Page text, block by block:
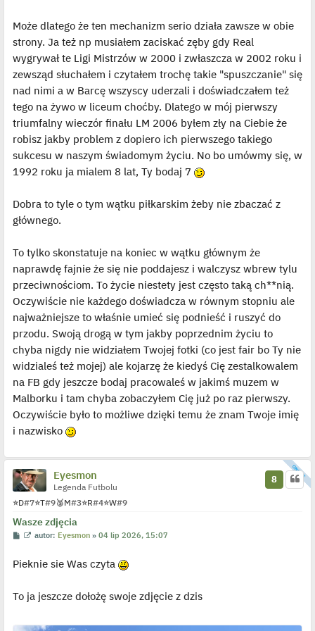
Może dlatego że ten mechanizm serio działa zawsze w obie
strony. Ja też np musiałem zaciskać zęby gdy Real
wygrywał te Ligi Mistrzów w 2000 i zwłaszcza w 2002 roku i
zewsząd słuchałem i czytałem trochę takie "spuszczanie" się
nad nimi a w Barcę wszyscy uderzali i doświadczałem też
tego na żywo w liceum choćby. Dlatego w mój pierwszy
triumfalny wieczór finału LM 2006 byłem zły na Ciebie że
robisz jakby problem z dopiero ich pierwszego takiego
sukcesu w naszym świadomym życiu. No bo umówmy się, w
1992 roku ja mialem 8 lat, Ty bodaj 7
Dobra to tyle o tym wątku piłkarskim żeby nie zbaczać z
głównego.
To tylko skonstatuje na koniec w wątku głównym że
naprawdę fajnie że się nie poddajesz i walczysz wbrew tylu
przeciwnościom. To życie niestety jest często taką ch**nią.
Oczywiście nie każdego doświadcza w równym stopniu ale
najważniejsze to właśnie umieć się podnieść i ruszyć do
przodu. Swoją drogą w tym jakby poprzednim życiu to
chyba nigdy nie widziałem Twojej fotki (co jest fair bo Ty nie
widzialeś też mojej) ale kojarzę że kiedyś Cię zestalkowalem
na FB gdy jeszcze bodaj pracowaleś w jakimś muzem w
Malborku i tam chyba zobaczyłem Cię już po raz pierwszy.
Oczywiście było to możliwe dzięki temu że znam Twoje imię
i nazwisko
Eyesmon
Legenda Futbolu
⭐D#7⭐T#9🥉M#3⭐R#4⭐W#9
Wasze zdjęcia
8
P
t
W
w
l
j
autor: Eyesmon »04 lip 2026, 15:07
Pieknie sie Was czyta
To ja jeszcze dołożę swoje zdjęcie z dzis